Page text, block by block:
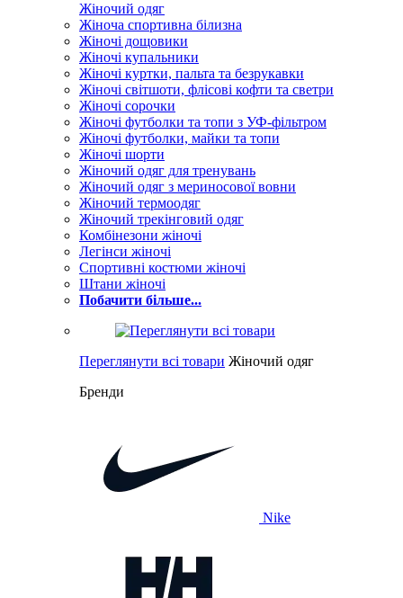
Жіночий одяг
Жіноча спортивна білизна
Жіночі дощовики
Жіночі купальники
Жіночі куртки, пальта та безрукавки
Жіночі світшоти, флісові кофти та светри
Жіночі сорочки
Жіночі футболки та топи з УФ-фільтром
Жіночі футболки, майки та топи
Жіночі шорти
Жіночий одяг для тренувань
Жіночий одяг з мериносової вовни
Жіночий термоодяг
Жіночий трекінговий одяг
Комбінезони жіночі
Легінси жіночі
Спортивні костюми жіночі
Штани жіночі
Побачити більше...
Переглянути всі товари Жіночий одяг
Бренди
Nike